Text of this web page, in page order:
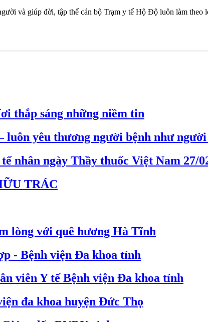
và giúp đời, tập thể cán bộ Trạm y tế Hộ Độ luôn làm theo
thắp sáng những niềm tin
yêu thương người bệnh như
nhân ngày Thầy thuốc Việt Nam 27/
TRÁC
lòng với quê hương Hà Tĩnh
- Bệnh viện Đa khoa tỉnh
viên Y tế Bệnh viện Đa khoa tỉnh
đa khoa huyện Đức Thọ